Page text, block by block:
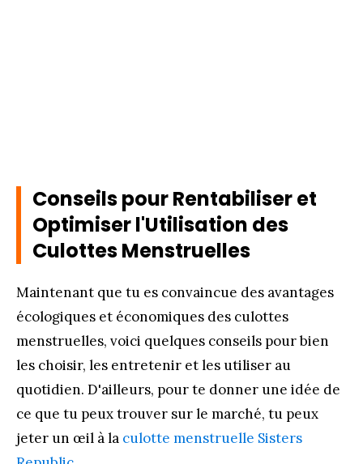
Conseils pour Rentabiliser et
Optimiser l'Utilisation des
Culottes Menstruelles
Maintenant que tu es convaincue des avantages
écologiques et économiques des culottes
menstruelles, voici quelques conseils pour bien
les choisir, les entretenir et les utiliser au
quotidien. D'ailleurs, pour te donner une idée de
ce que tu peux trouver sur le marché, tu peux
jeter un œil à la culotte menstruelle Sisters